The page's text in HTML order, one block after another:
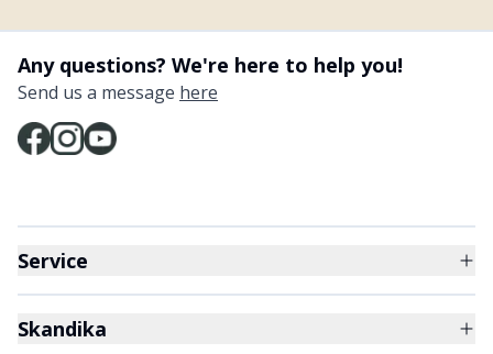
Any questions? We're here to help you!
Send us a message here
Service
Skandika